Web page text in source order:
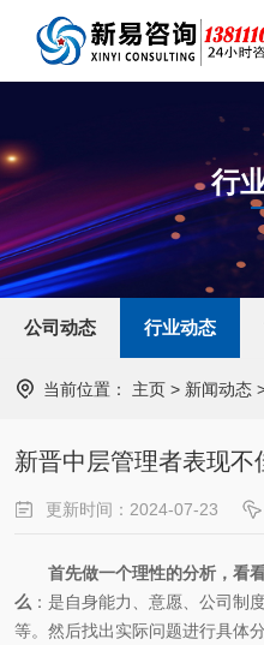
行
公司动态 行业动态
当前位置： 主页 > 新闻动态
新晋中层管理者表现不
更新时间：2024-07-23
首先做一个理性的分析，看
么 ：是自身能力、意愿、公司制
等。然后找出实际问题进行具体分